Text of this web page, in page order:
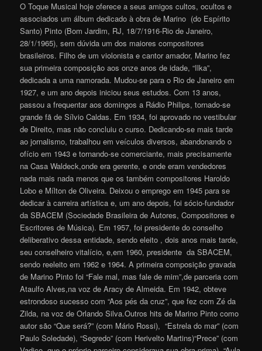
O Toque Musical hoje oferece a seus amigos cultos, ocultos e
associados um álbum dedicado à obra de Marino (do Espírito
Santo) Pinto (Bom Jardim, RJ, 18/7/1916-Rio de Janeiro,
28/1/1965), sem dúvida um dos maiores compositores
brasileiros. Filho de um violonista e cantor amador, Marino fez
sua primeira composição aos onze anos de idade, “Ilka”,
dedicada a uma namorada. Mudou-se para o Rio de Janeiro em
1927, e um ano depois iniciou seus estudos. Com 13 anos,
passou a frequentar aos domingos a Rádio Philips, tornado-se
grande fã de Sílvio Caldas. Em 1934, foi aprovado no vestibular
de Direito, mas não concluiu o curso. Dedicando-se mais tarde
ao jornalismo, trabalhou em veículos diversos, abandonando o
ofício em 1943 e tornando-se comerciante, mais precisamente
na Casa Waldeck,onde era gerente, e onde eram vendedores
nada mais nada menos que os também compositores Haroldo
Lobo e Mílton de Oliveira. Deixou o emprego em 1945 para se
dedicar à carreira artística e, um ano depois, foi sócio-fundador
da SBACEM (Sociedade Brasileira de Autores, Compositores e
Escritores de Música). Em 1957, foi presidente do conselho
deliberativo dessa entidade, sendo eleito , dois anos mais tarde,
seu conselheiro vitalício, e,em 1960, presidente da SBACEM,
sendo reeleito em 1962 e 1964. A primeira composição gravada
de Marino Pinto foi “Fale mal, mas fale de mim”,de parceria com
Ataulfo Alves,na voz de Aracy de Almeida. Em 1942, obteve
estrondoso sucesso com “Aos pés da cruz”, que fez com Zé da
Zilda, na voz de Orlando Silva.Outros hits de Marino Pinto como
autor são “Que será?” (com Mário Rossi), “Estrela do mar” (com
Paulo Soledade), “Segredo” (com Herivelto Martins)“Prece” (com